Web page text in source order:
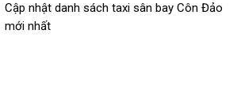
Cập nhật danh sách taxi sân bay Côn Đảo
mới nhất